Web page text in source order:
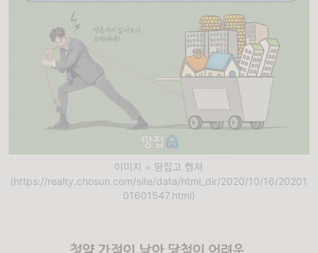
이미지 = 땅집고 캡쳐
(https://realty.chosun.com/site/data/html_dir/2020/10/16/20201
01601547.html)